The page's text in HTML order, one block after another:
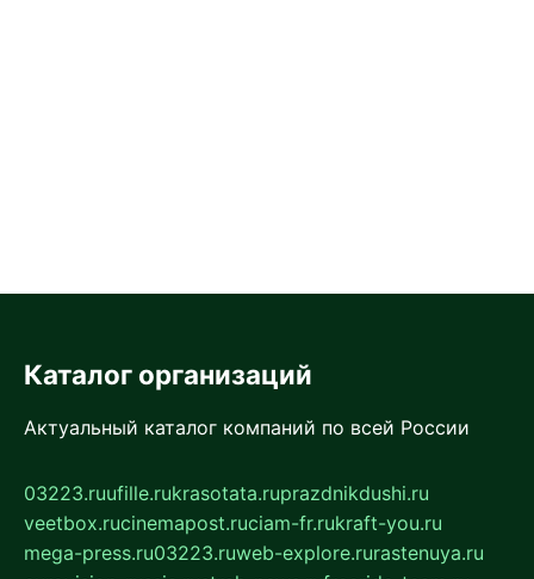
Каталог организаций
Актуальный каталог компаний по всей России
03223.ruufille.rukrasotata.ruprazdnikdushi.ru
veetbox.rucinemapost.ruciam-fr.rukraft-you.ru
mega-press.ru03223.ruweb-explore.rurastenuya.ru